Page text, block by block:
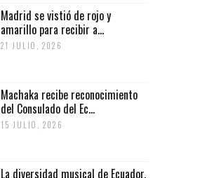
Madrid se vistió de rojo y
amarillo para recibir a...
21 JULIO, 2026
Machaka recibe reconocimiento
del Consulado del Ec...
15 JULIO, 2026
La diversidad musical de Ecuador,